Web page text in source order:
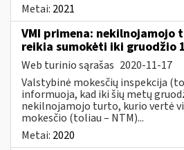
Metai: 2021
VMI primena: nekilnojamojo
reikia sumokėti iki gruodžio
Web turinio sąrašas 2020-11-17
Valstybinė mokesčių inspekcija
informuoja, kad iki šių metų
nekilnojamojo turto, kurio vertė
mokesčio (toliau – NTM)...
Metai: 2020